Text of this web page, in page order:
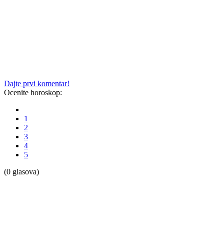
Dajte prvi komentar!
Ocenite horoskop:
1
2
3
4
5
(0 glasova)